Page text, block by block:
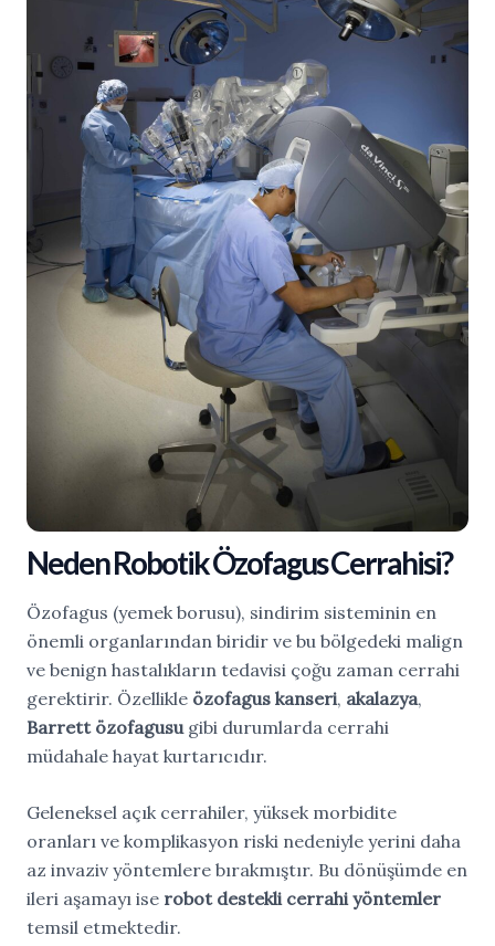
Neden Robotik Özofagus Cerrahisi?
Özofagus (yemek borusu), sindirim sisteminin en
önemli organlarından biridir ve bu bölgedeki malign
ve benign hastalıkların tedavisi çoğu zaman cerrahi
gerektirir. Özellikle özofagus kanseri, akalazya,
Barrett özofagusu gibi durumlarda cerrahi
müdahale hayat kurtarıcıdır.
Geleneksel açık cerrahiler, yüksek morbidite
oranları ve komplikasyon riski nedeniyle yerini daha
az invaziv yöntemlere bırakmıştır. Bu dönüşümde en
ileri aşamayı ise robot destekli cerrahi yöntemler
temsil etmektedir.